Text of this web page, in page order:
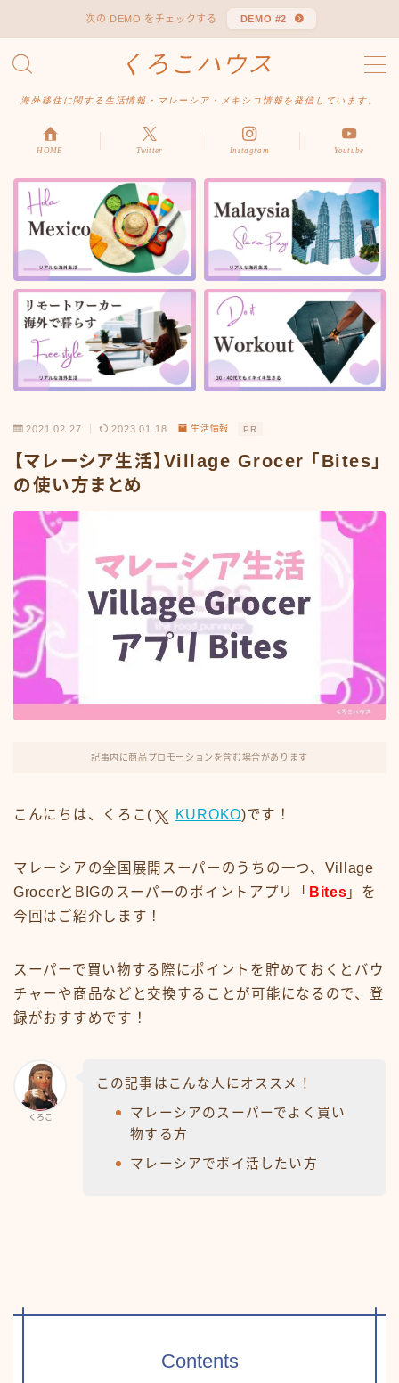
次の DEMO をチェックする DEMO #2
くろこハウス
海外移住に関する生活情報・マレーシア・メキシコ情報を発信しています。
MENU
デモプリセット記事 #1
デモプリセット記事 Part04
デモプリセット記事 Part06
利用規約／特定商取引法に基づく表記
有料記事の決済完了ページ
はじめての方へ
HOME Twitter Instagram Youtube
2021.02.27 2023.01.18 生活情報 PR
【マレーシア生活】Village Grocer 「Bites」
の使い方まとめ
記事内に商品プロモーションを含む場合があります
こんにちは、くろこ( KUROKO)です！
マレーシアの全国展開スーパーのうちの一つ、Village
GrocerとBIGのスーパーのポイントアプリ「 Bites 」を
今回はご紹介します！
スーパーで買い物する際にポイントを貯めておくとバウ
チャーや商品などと交換することが可能になるので、登
録がおすすめです！
くろこ
この記事はこんな人にオススメ！
マレーシアのスーパーでよく買い
物する方
マレーシアでポイ活したい方
Contents